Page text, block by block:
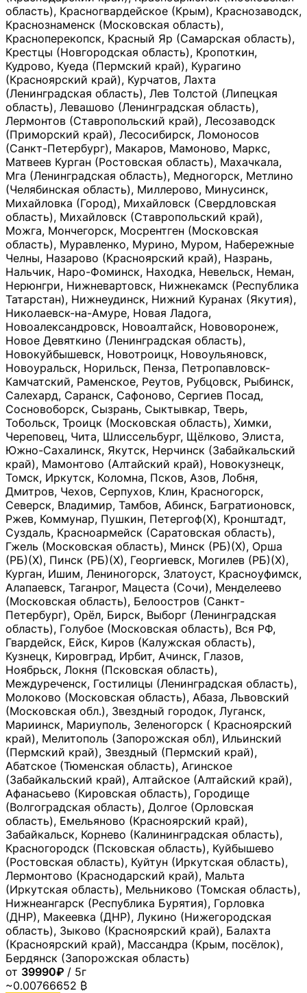
область), Красногвардейское (Крым), Краснозаводск,
Краснознаменск (Московская область),
Красноперекопск, Красный Яр (Самарская область),
Крестцы (Новгородская область), Кропоткин,
Кудрово, Куеда (Пермский край), Курагино
(Красноярский край), Курчатов, Лахта
(Ленинградская область), Лев Толстой (Липецкая
область), Левашово (Ленинградская область),
Лермонтов (Ставропольский край), Лесозаводск
(Приморский край), Лесосибирск, Ломоносов
(Санкт-Петербург), Макаров, Мамоново, Маркс,
Матвеев Курган (Ростовская область), Махачкала,
Мга (Ленинградская область), Медногорск, Метлино
(Челябинская область), Миллерово, Минусинск,
Михайловка (Город), Михайловск (Свердловская
область), Михайловск (Ставропольский край),
Можга, Мончегорск, Мосрентген (Московская
область), Муравленко, Мурино, Муром, Набережные
Челны, Назарово (Красноярский край), Назрань,
Нальчик, Наро-Фоминск, Находка, Невельск, Неман,
Нерюнгри, Нижневартовск, Нижнекамск (Республика
Татарстан), Нижнеудинск, Нижний Куранах (Якутия),
Николаевск-на-Амуре, Новая Ладога,
Новоалександровск, Новоалтайск, Нововоронеж,
Новое Девяткино (Ленинградская область),
Новокуйбышевск, Новотроицк, Новоульяновск,
Новоуральск, Норильск, Пенза, Петропавловск-
Камчатский, Раменское, Реутов, Рубцовск, Рыбинск,
Салехард, Саранск, Сафоново, Сергиев Посад,
Сосновоборск, Сызрань, Сыктывкар, Тверь,
Тобольск, Троицк (Московская область), Химки,
Череповец, Чита, Шлиссельбург, Щёлково, Элиста,
Южно-Сахалинск, Якутск, Нерчинск (Забайкальский
край), Мамонтово (Алтайский край), Новокузнецк,
Томск, Иркутск, Коломна, Псков, Азов, Лобня,
Дмитров, Чехов, Серпухов, Клин, Красногорск,
Северск, Владимир, Тамбов, Абинск, Багратионовск,
Ржев, Коммунар, Пушкин, Петергоф(Х), Кронштадт,
Суздаль, Красноармейск (Саратовская область),
Гжель (Московская область), Минск (РБ)(Х), Орша
(РБ)(Х), Пинск (РБ)(Х), Георгиевск, Могилев (РБ)(Х),
Курган, Ишим, Лениногорск, Златоуст, Красноуфимск,
Алапаевск, Таганрог, Мацеста (Сочи), Менделеево
(Московская область), Белоостров (Санкт-
Петербург), Орёл, Бирск, Выборг (Ленинградская
область), Голубое (Московская область), Вся РФ,
Гвардейск, Ейск, Киров (Калужская область),
Кузнецк, Кировград, Ирбит, Ачинск, Глазов,
Ноябрьск, Локня (Псковская область),
Междуреченск, Гостилицы (Ленинградская область),
Молоково (Московская область), Абаза, Львовский
(Московская обл.), Звездный городок, Луганск,
Мариинск, Мариуполь, Зеленогорск ( Красноярский
край), Мелитополь (Запорожская обл), Ильинский
(Пермский край), Звездный (Пермский край),
Абатское (Тюменская область), Агинское
(Забайкальский край), Алтайское (Алтайский край),
Афанасьево (Кировская область), Городище
(Волгоградская область), Долгое (Орловская
область), Емельяново (Красноярский край),
Забайкальск, Корнево (Калининградская область),
Красногородск (Псковская область), Куйбышево
(Ростовская область), Куйтун (Иркутская область),
Лермонтово (Краснодарский край), Мальта
(Иркутская область), Мельниково (Томская область),
Нижнеангарск (Республика Бурятия), Горловка
(ДНР), Макеевка (ДНР), Лукино (Нижегородская
область), Зыково (Красноярский край), Балахта
(Красноярский край), Массандра (Крым, посёлок),
Бердянск (Запорожская область)
от 39990₽ / 5г
~0.00766652 ₿